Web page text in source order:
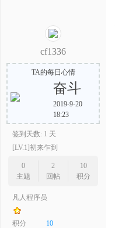
cf1336
TA的每日心情
奋斗
2019-9-20
18:23
签到天数: 1 天
[LV.1]初来乍到
0
主题
2
回帖
10
积分
凡人程序员
积分 10